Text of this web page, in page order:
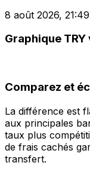
8 août 2026,
Graphique TRY
Comparez et
La différence est
aux principales
taux plus
de frais cachés
transfert.